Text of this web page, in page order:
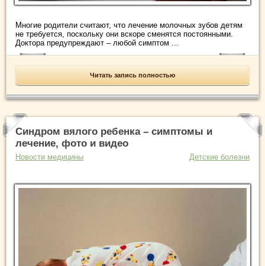
Многие родители считают, что лечение молочных зубов детям
не требуется, поскольку они вскоре сменятся постоянными.
Доктора предупреждают – любой симптом ...
Читать запись полностью
Синдром вялого ребенка – симптомы и
лечение, фото и видео
Новости медицины Детские болезни